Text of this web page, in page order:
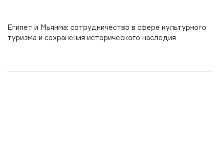
Египет и Мьянма: сотрудничество в сфере культурного
туризма и сохранения исторического наследия